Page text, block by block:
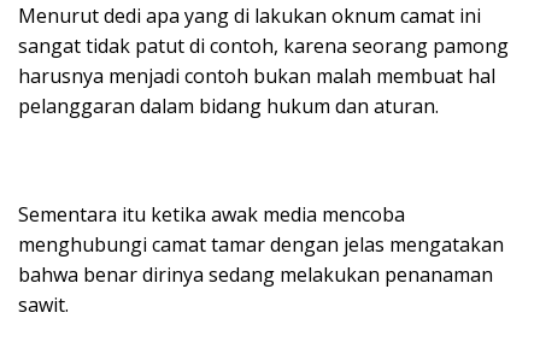
‎Menurut dedi apa yang di lakukan oknum camat ini
sangat tidak patut di contoh, karena seorang pamong
harusnya menjadi contoh bukan malah membuat hal
pelanggaran dalam bidang hukum dan aturan.
‎Sementara itu ketika awak media mencoba
menghubungi camat tamar dengan jelas mengatakan
bahwa benar dirinya sedang melakukan penanaman
sawit.